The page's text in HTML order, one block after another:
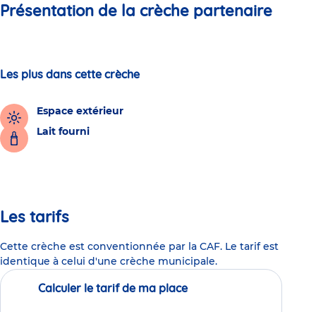
Présentation de la crèche partenaire
Les plus dans cette crèche
Espace extérieur
Lait fourni
Les tarifs
Cette crèche est conventionnée par la CAF. Le tarif est
identique à celui d'une crèche municipale.
Calculer le tarif de ma place